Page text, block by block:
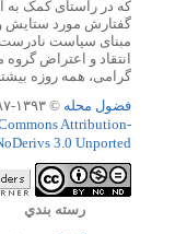
که در راستای کمک به
گفتارش مورد ستایش و
مبنای سیاست
انتقاد و اعتراض
گرامی، همه روزه بیشتر از ۱۰،۰۰۰ نفر از این سایت دیدن
فضول محله © ۱۳۹۳-۱۳۸۷ -
Attribution-
3.0 Unported
رسته بندي